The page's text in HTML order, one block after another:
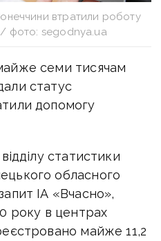
втратили роботу
/ фото: segodnya.ua
семи тисячам
статус
допомогу
статистики
обласного
ІА «Вчасно»,
року в центрах
майже 11,2